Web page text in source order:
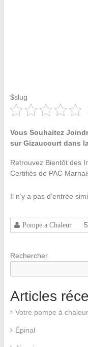
$slug
Vous Souhaitez
sur Gizaucourt dans
Retrouvez Bientôt des
Certifiés de PAC
Il n’y a pas d’entrée
Pompe a Chaleur
Rechercher
Articles
Votre pompe à
Épinal